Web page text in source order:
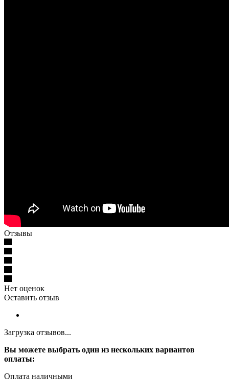
Отзывы
Нет оценок
Оставить отзыв
Загрузка отзывов...
Вы можете выбрать один из нескольких вариантов
оплаты:
Оплата наличными